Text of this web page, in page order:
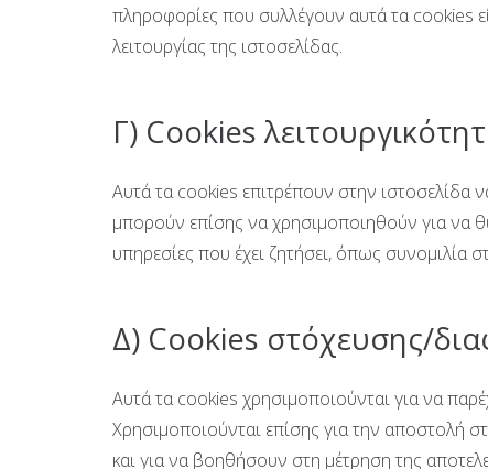
πληροφορίες που συλλέγουν αυτά τα cookies
λειτουργίας της ιστοσελίδας.
Γ) Cookies
Αυτά τα cookies επιτρέπουν στην ιστοσελίδα
μπορούν επίσης να χρησιμοποιηθούν για να
υπηρεσίες που έχει ζητήσει, όπως
Δ) Cookies στόχευσης/
Αυτά τα cookies χρησιμοποιούνται για να
Χρησιμοποιούνται επίσης για την αποστολή
και για να βοηθήσουν στη μέτρηση της